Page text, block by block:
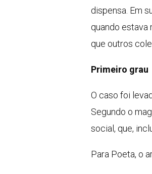
dispensa. Em
quando estava
que outros
Primeiro grau
O caso foi
Segundo o
social, que,
Para Poeta, o